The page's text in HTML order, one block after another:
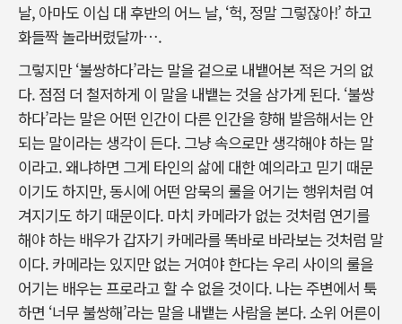
날, 아마도 이십 대 후반의 어느 날, ‘헉, 정말 그렇잖아!’ 하고
화들짝 놀라버렸달까….
그렇지만 ‘불쌍하다’라는 말을 겉으로 내뱉어본 적은 거의 없
다. 점점 더 철저하게 이 말을 내뱉는 것을 삼가게 된다. ‘불쌍
하다’라는 말은 어떤 인간이 다른 인간을 향해 발음해서는 안
되는 말이라는 생각이 든다. 그냥 속으로만 생각해야 하는 말
이라고. 왜냐하면 그게 타인의 삶에 대한 예의라고 믿기 때문
이기도 하지만, 동시에 어떤 암묵의 룰을 어기는 행위처럼 여
겨지기도 하기 때문이다. 마치 카메라가 없는 것처럼 연기를
해야 하는 배우가 갑자기 카메라를 똑바로 바라보는 것처럼 말
이다. 카메라는 있지만 없는 거여야 한다는 우리 사이의 룰을
어기는 배우는 프로라고 할 수 없을 것이다. 나는 주변에서 툭
하면 ‘너무 불쌍해’라는 말을 내뱉는 사람을 본다. 소위 어른이